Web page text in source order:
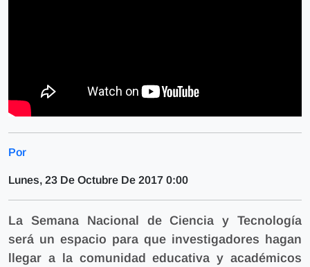
Por
Lunes, 23 De Octubre De 2017 0:00
La Semana Nacional de Ciencia y Tecnología
será un espacio para que investigadores hagan
llegar a la comunidad educativa y académicos